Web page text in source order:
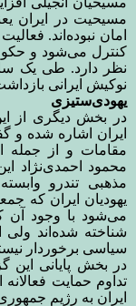
مسیحیت در ایران
امان نبوده‌اند.
کنترل می‌شود و
نوکیش ایرانی
یهودی‌ستیزی
در بخش دیگری از
ایران اشاره شده و
مقامات و از جمله
محمود احمدی‌نژاد
مذهبی تندرو
می‌شود با وجود آن
شناخته شده‌اند
سیاسی برخوردار
در بخش پایانی این
تداوم حمایت
ایران به رژیم